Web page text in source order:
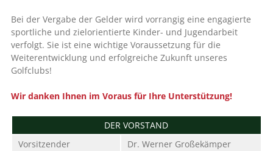
Bei der Vergabe der Gelder wird vorrangig eine engagierte
sportliche und zielorientierte Kinder- und Jugendarbeit
verfolgt. Sie ist eine wichtige Voraussetzung für die
Weiterentwicklung und erfolgreiche Zukunft unseres
Golfclubs!
Wir danken Ihnen im Voraus für Ihre Unterstützung!
DER VORSTAND
Vorsitzender
Dr. Werner Großekämper